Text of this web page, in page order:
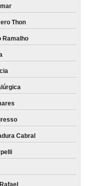
Thon
Ramalho
Cabral